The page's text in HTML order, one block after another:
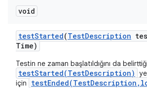
void
testStarted(TestDescription
Time)
Testin ne zaman başlatıldığını da
testStarted(TestDescription)
için